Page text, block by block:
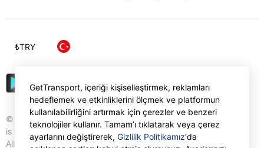
© Gettransport International Limited. GetTransport®
is trademark of Gettransport International Limited.
All rights reserved.
₺TRY
GetTransport, içeriği kişiselleştirmek, reklamları
hedeflemek ve etkinliklerini ölçmek ve platformun
kullanılabilirliğini artırmak için çerezler ve benzeri
teknolojiler kullanır. Tamam’ı tıklatarak veya çerez
ayarlarını değiştirerek, Gizlilik Politikamız‘da